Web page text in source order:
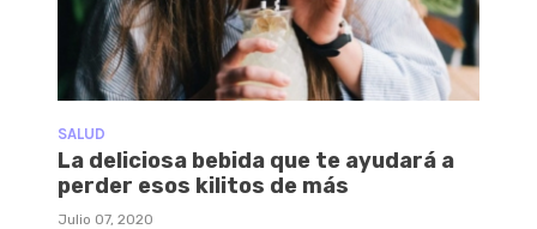
SALUD
La deliciosa bebida que te ayudará a
perder esos kilitos de más
Julio 07, 2020